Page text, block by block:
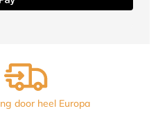
heel Europa